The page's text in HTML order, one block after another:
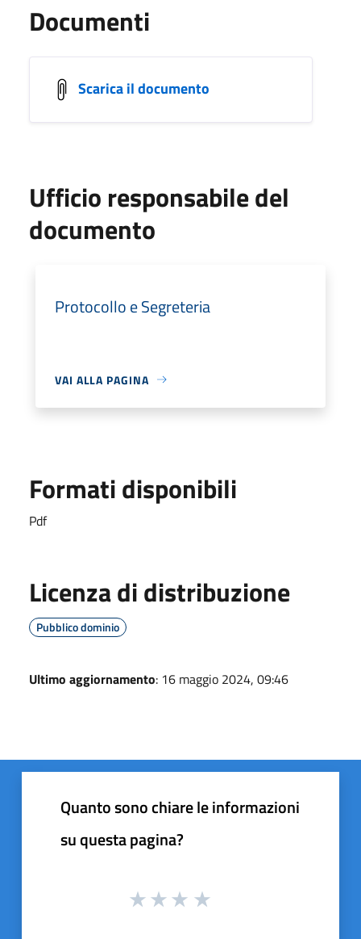
Documenti
Scarica il documento
Ufficio responsabile del
documento
Protocollo e Segreteria
VAI ALLA PAGINA
Formati disponibili
Pdf
Licenza di distribuzione
Pubblico dominio
Ultimo aggiornamento: 16 maggio 2024, 09:46
Quanto sono chiare le informazioni
su questa pagina?